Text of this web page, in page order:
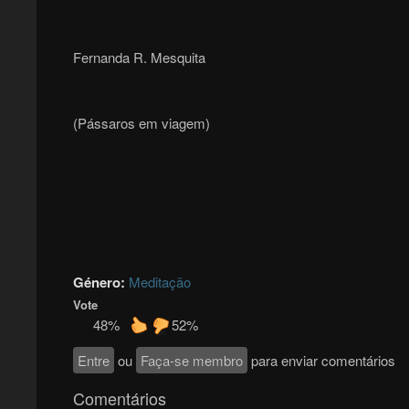
Fernanda R. Mesquita
(Pássaros em viagem)
Género: Meditação
Vote
48%
52%
Entre ou Faça-se membro para enviar comentários
Comentários